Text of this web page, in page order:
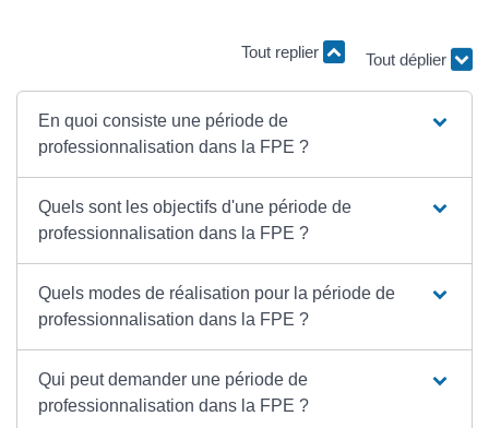
Tout replier
Tout déplier
En quoi consiste une période de
professionnalisation dans la FPE ?
Quels sont les objectifs d'une période de
professionnalisation dans la FPE ?
Quels modes de réalisation pour la période de
professionnalisation dans la FPE ?
Qui peut demander une période de
professionnalisation dans la FPE ?